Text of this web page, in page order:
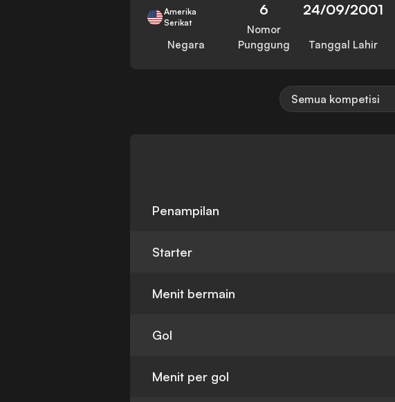
Amerika
Serikat
Negara
6
Nomor
Punggung
24/09/2001
Tanggal Lahir
Semua kompetisi
Penampilan
Starter
Menit bermain
Gol
Menit per gol